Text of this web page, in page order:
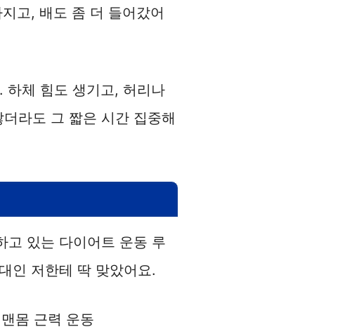
고, 배도 좀 더 들어갔어
하체 힘도 생기고, 허리나
라도 그 짧은 시간 집중해
고 있는 다이어트 운동 루
인 저한테 딱 맞았어요.
몸 근력 운동